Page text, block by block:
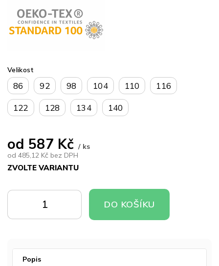
od 587 Kč / ks
od 485,12 Kč bez DPH
ZVOLTE VARIANTU
cena:
Velikost
86 92 98 104 110 116
122 128 134 140
KOŠÍKU
KOŠÍKU
DO KOŠÍKU
Popis